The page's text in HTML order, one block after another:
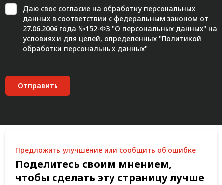
Даю свое согласиена обработку персональных
данных в соответствии с федеральным законом от
27.06.2006 года №152-ФЗ "О персональных данных" на
условиях и для целей, определенных "Политикой
обработки персональных данных"
Отправить
Предложить улучшение или сообщить об ошибке
Поделитесь своим мнением,
чтобы сделать эту страницу лучше